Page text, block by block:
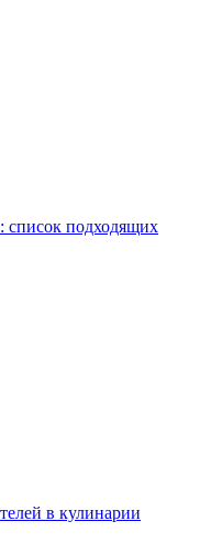
список подходящих
в кулинарии